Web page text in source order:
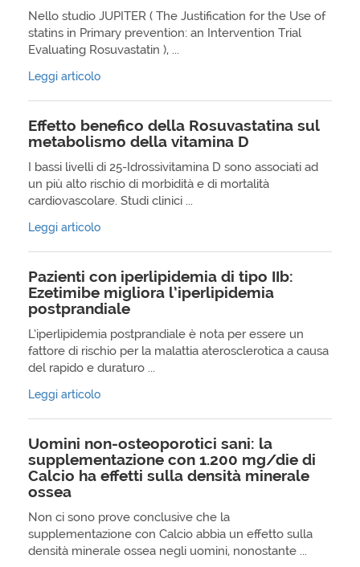
Nello studio JUPITER ( The Justification for the Use of
statins in Primary prevention: an Intervention Trial
Evaluating Rosuvastatin ), ...
Leggi articolo
Effetto benefico della Rosuvastatina sul
metabolismo della vitamina D
I bassi livelli di 25-Idrossivitamina D sono associati ad
un più alto rischio di morbidità e di mortalità
cardiovascolare. Studi clinici ...
Leggi articolo
Pazienti con iperlipidemia di tipo IIb:
Ezetimibe migliora l’iperlipidemia
postprandiale
L’iperlipidemia postprandiale è nota per essere un
fattore di rischio per la malattia aterosclerotica a causa
del rapido e duraturo ...
Leggi articolo
Uomini non-osteoporotici sani: la
supplementazione con 1.200 mg/die di
Calcio ha effetti sulla densità minerale
ossea
Non ci sono prove conclusive che la
supplementazione con Calcio abbia un effetto sulla
densità minerale ossea negli uomini, nonostante ...